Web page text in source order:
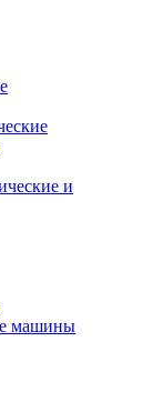
и
машины